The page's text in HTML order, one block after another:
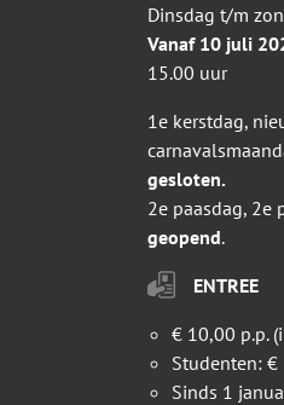
Dinsdag t/m
Vanaf 10 juli
15.00 uur
1e kerstdag,
gesloten.
2e paasdag, 2e
geopend.
ENTREE
€ 10,00 p.p.
Studenten: €
Sinds 1